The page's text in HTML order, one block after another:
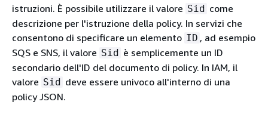
istruzioni. È possibile utilizzare il valore Sid come
descrizione per l'istruzione della policy. In servizi che
consentono di specificare un elemento ID , ad esempio
SQS e SNS, il valore Sid è semplicemente un ID
secondario dell'ID del documento di policy. In IAM, il
valore Sid deve essere univoco all'interno di una
policy JSON.